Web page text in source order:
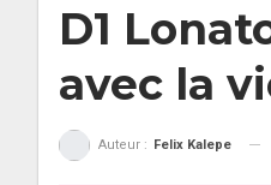
D1
avec la
Auteur : Felix Kalepe